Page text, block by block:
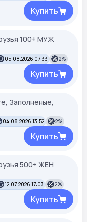
Купить
100+ МУЖ
05.08.2026 07:33 2%
Купить
Заполненые,
04.08.2026 13:52 2%
Купить
500+ ЖЕН
12.07.2026 17:03 2%
Купить